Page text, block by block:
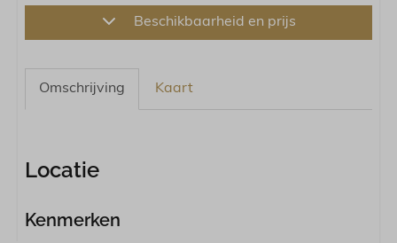
Beschikbaarheid en prijs
Omschrijving Kaart
Locatie
Kenmerken